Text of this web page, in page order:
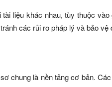
liệu khác nhau, tùy thuộc
các rủi ro pháp lý và bảo
chung là nền tảng cơ bản.